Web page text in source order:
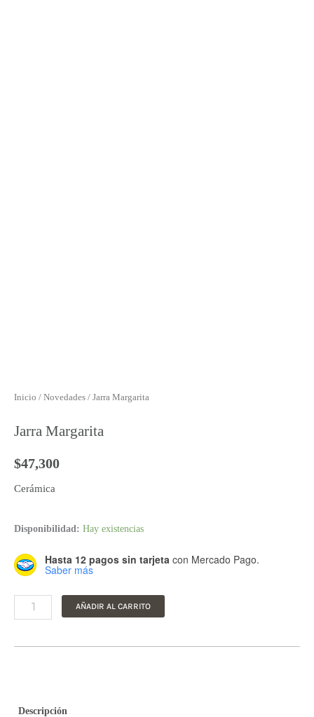
Inicio / Novedades / Jarra Margarita
Jarra Margarita
$47,300
Cerámica
Disponibilidad: Hay existencias
Hasta 12 pagos sin tarjeta con Mercado Pago.
Saber más
Jarra
cantidad
AÑADIR AL CARRITO
Descripción